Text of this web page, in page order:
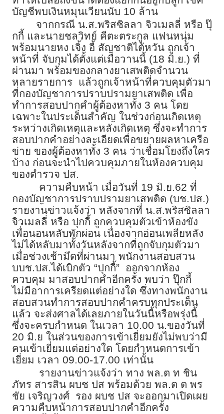
บัญชีพบเงินหมุนเวียนนับ 10 ล้าน
จากกรณี น.ส.พริสซิลลา จิวเมลลี่ หรือ ปุ๊
กกี้ และนายชลวิทย์ คีตะตระกูล แฟนหนุ่ม
พร้อมนายหง เจิ้ง อี้ สัญชาติไต้หวัน ถูกเจ้า
หน้าที่ จับกุมได้ตั้งแต่เมื่อวานนี้ (18 มิ.ย.) ที่
ผ่านมา พร้อมของกลางยาเสพติดจำนวน
หลายรายการ แล้วถูกเจ้าหน้าที่ควบคุมตัวมา
ที่กองบัญชาการปราบปรามยาเสพติด เพื่อ
ทำการสอบปากคำผู้ต้องหาทั้ง 3 คน โดย
เฉพาะในประเด็นสำคัญ ในช่วงก่อนเกิดเหตุ
ระหว่างเกิดเหตุและหลังเกิดเหตุ ซึ่งจะทำการ
สอบปากคำอย่างละเอียดเพื่อขยายผลหาเครือ
ข่าย ของผู้ต้องหาทั้ง 3 คน ว่าเชื่อมโยงถึงใคร
บ้าง ก่อนจะนำไปควบคุมภายในห้องควบคุม
ของตำรวจ ปส.
ความคืบหน้า เมื่อวันที่ 19 มิ.ย.62 ที่
กองบัญชาการปราบปรามยาเสพติด (บช.ปส.)
รายงานข่าวแจ้งว่า หลังจากที่ น.ส.พริสซิลลา
จิวเมลลี่ หรือ ปุกกี้ ถูกควบคุมตัวเข้าห้องขัง
เพื่อนอนหลับพักผ่อน เนื่องจากอ่อนเพลียหลัง
ไม่ได้หลับมาทั้งวันหลังจากที่ถูกจับกุมตัวมา
เมื่อช่วงเช้ามึดที่ผ่านมา พนักงานสอบสวน
บบช.ปส.ได้เบิกตัว “ปุกกี้” ออกจากห้อง
ควบคุม มาสอบปากคำอีกครั้ง พบว่า ปุ๊กกี้
ไม่มีอาการเครียดแต่อย่างใด ซึ่งทางพนักงาน
สอบสวนทำการสอบปากคำครบทุกประเด็น
แล้ว จะส่งศาลได้เลยภายในวันนี้หรือพรุ่งนี้
ซึ่งจะครบกำหนด ในเวลา 10.00 น.ของวันที่
20 มิ.ย ในส่วนของการเข้าเยี่ยมยังไม่พบว่ามี
คนเข้าเยี่ยมแต่อย่างใด โดยกำหนดการเข้า
เยี่ยม เวลา 09.00-17.00 เท่านั้น
รายงานข่าวแจ้งว่า ทาง พล.ต ท ชิน
ภัทร สารสิน ผบช ปส พร้อมด้วย พล.ต ต พร
ชัย เจริญวงศ์ รอง ผบช ปส จะออกมาเปิดเผย
ความคืบหน้าการสอบปากคำอีกครั้ง